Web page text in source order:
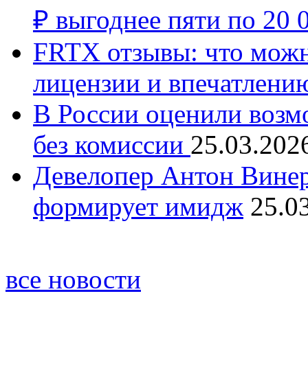
₽ выгоднее пяти по 20
FRTX отзывы: что
лицензии и
В России оценили
без комиссии
Девелопер Антон
формирует имидж
все новости